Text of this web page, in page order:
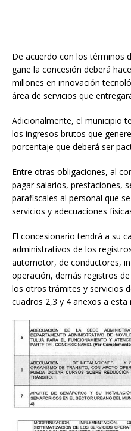
De acuerdo con los términos
gane la concesión deberá
millones en innovación
área de servicios que
Adicionalmente, el municipio
los ingresos brutos que
porcentaje que deberá ser
Entre otras obligaciones, al
pagar salarios, prestaciones,
parafiscales al personal que
servicios y adecuaciones
El concesionario tendrá a su
administrativos de los
automotor, de conductores,
operación, demás registros
los otros trámites y servicios
cuadros 2,3 y 4 anexos a esta